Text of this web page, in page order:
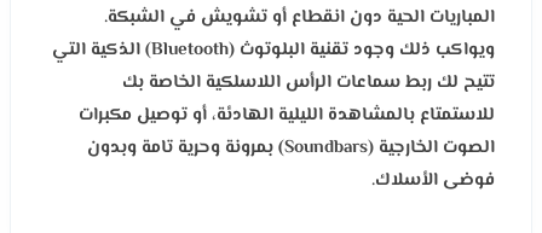
المباريات الحية دون انقطاع أو تشويش في الشبكة.
ويواكب ذلك وجود تقنية البلوتوث (Bluetooth) الذكية التي
تتيح لك ربط سماعات الرأس اللاسلكية الخاصة بك
للاستمتاع بالمشاهدة الليلية الهادئة، أو توصيل مكبرات
الصوت الخارجية (Soundbars) بمرونة وحرية تامة وبدون
فوضى الأسلاك.